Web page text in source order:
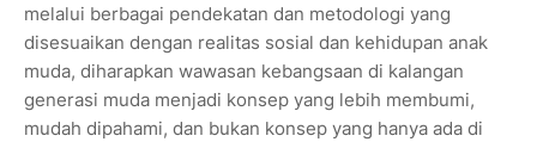
melalui berbagai pendekatan dan metodologi yang
disesuaikan dengan realitas sosial dan kehidupan anak
muda, diharapkan wawasan kebangsaan di kalangan
generasi muda menjadi konsep yang lebih membumi,
mudah dipahami, dan bukan konsep yang hanya ada di